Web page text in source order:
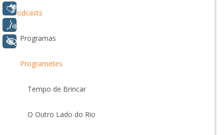
Podcasts
Programas
Programetes
Tempo de Brincar
O Outro Lado do Rio
Libras
+ Acessibilidade